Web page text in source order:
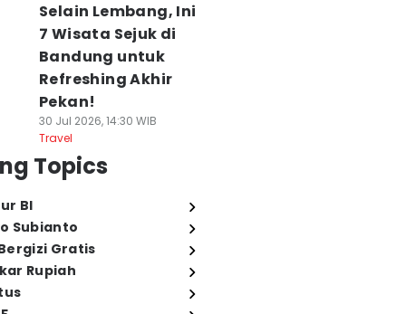
Selain Lembang, Ini
7 Wisata Sejuk di
Bandung untuk
Refreshing Akhir
Pekan!
30 Jul 2026, 14:30 WIB
Travel
Topics
BI
Subianto
Gratis
Rupiah